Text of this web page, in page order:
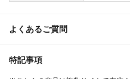
よくあるご質問
特記事項